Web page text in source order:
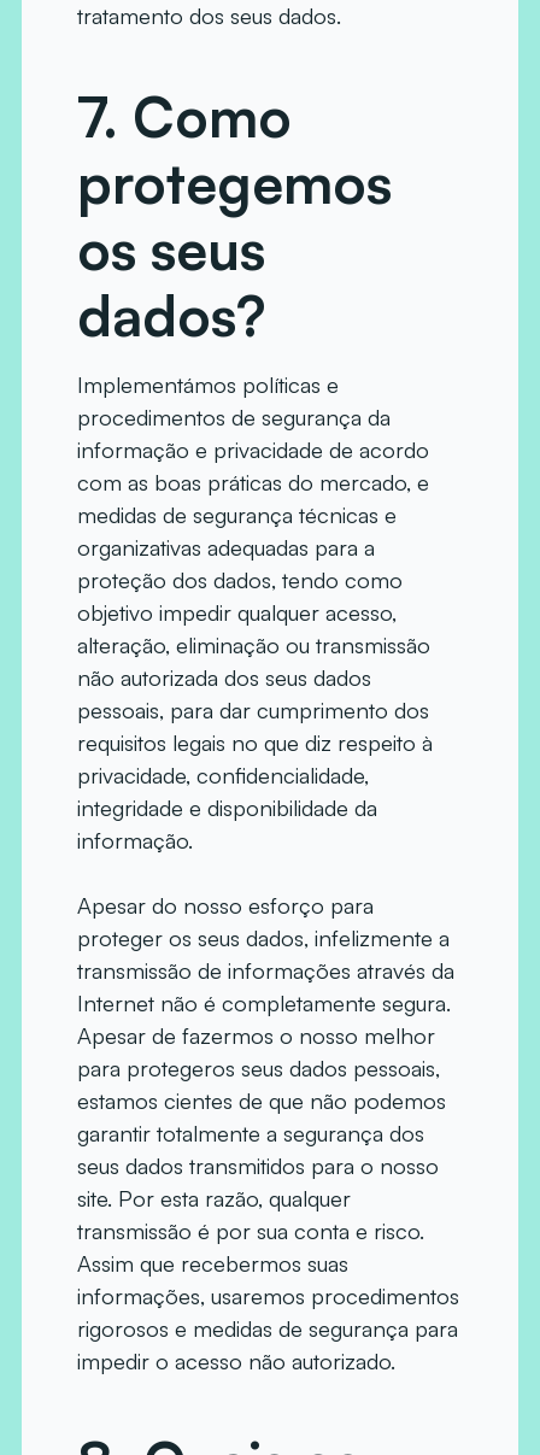
tratamento dos seus dados.
7. Como
protegemos
os seus
dados?
Implementámos políticas e
procedimentos de segurança da
informação e privacidade de acordo
com as boas práticas do mercado, e
medidas de segurança técnicas e
organizativas adequadas para a
proteção dos dados, tendo como
objetivo impedir qualquer acesso,
alteração, eliminação ou transmissão
não autorizada dos seus dados
pessoais, para dar cumprimento dos
requisitos legais no que diz respeito à
privacidade, confidencialidade,
integridade e disponibilidade da
informação.
Apesar do nosso esforço para
proteger os seus dados, infelizmente a
transmissão de informações através da
Internet não é completamente segura.
Apesar de fazermos o nosso melhor
para protegeros seus dados pessoais,
estamos cientes de que não podemos
garantir totalmente a segurança dos
seus dados transmitidos para o nosso
site. Por esta razão, qualquer
transmissão é por sua conta e risco.
Assim que recebermos suas
informações, usaremos procedimentos
rigorosos e medidas de segurança para
impedir o acesso não autorizado.